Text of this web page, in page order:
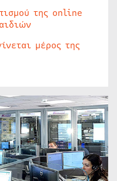
της online
μέρος της